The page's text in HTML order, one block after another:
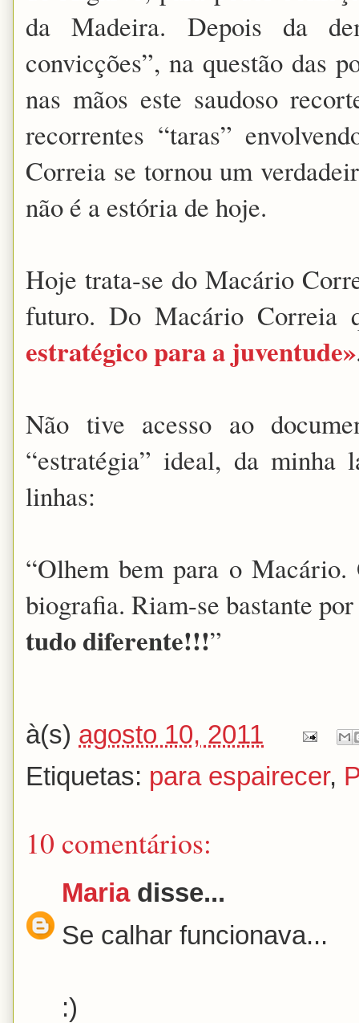
da Madeira. Depois da
convicções”, na questão das
nas mãos este saudoso
recorrentes “taras”
Correia se tornou um
não é a estória de hoje.
Hoje trata-se do Macário
futuro. Do Macário Correia
estratégico para a juventude»
Não tive acesso ao
“estratégia” ideal, da minha
linhas:
“Olhem bem para o
biografia. Riam-se bastante
tudo diferente!!!”
à(s) agosto 10, 2011
Etiquetas: para espairecer,
10 comentários:
Mariadisse...
Se calhar funcionava...
:)